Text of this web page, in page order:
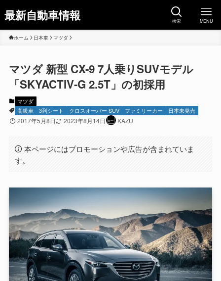
最新自動車情報 検索 MENU
ホーム 日本車 マツダ
マツダ 新型 CX-9 7人乗りSUVモデル
「SKYACTIV-G 2.5T」の初採用
マツダ
高級車
3列シート クロスオーバー SUV ファミリーカー 日本未発売
2017年5月8日 2023年8月14日 KAZU
本ページにはプロモーションや広告が含まれていま
す。